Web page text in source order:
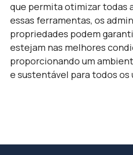
que permita otimizar todas
essas ferramentas, os
propriedades podem
estejam nas melhores
proporcionando um
e sustentável para todos os